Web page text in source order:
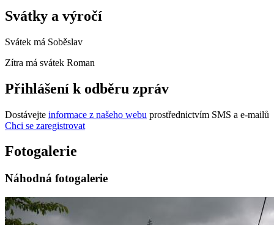
Svátky a výročí
Svátek má Soběslav
Zítra má svátek Roman
Přihlášení k odběru zpráv
Dostávejte informace z našeho webu prostřednictvím SMS a e-mailů
Chci se zaregistrovat
Fotogalerie
Náhodná fotogalerie